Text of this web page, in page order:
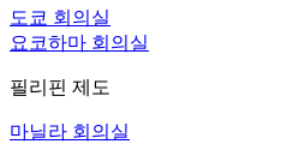
도쿄 회의실
요코하마 회의실
필리핀 제도
마닐라 회의실